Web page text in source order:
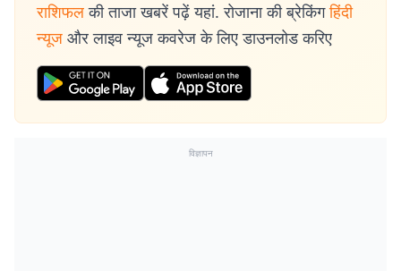
राशिफल की ताजा खबरें पढ़ें यहां. रोजाना की ब्रेकिंग हिंदी
न्यूज और लाइव न्यूज कवरेज के लिए डाउनलोड करिए
विज्ञापन